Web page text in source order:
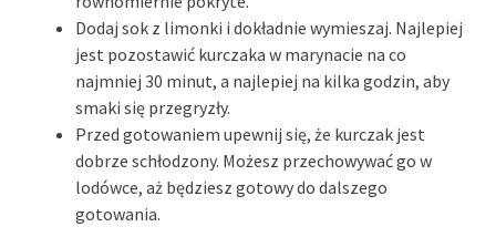
Dodaj sok z limonki i dokładnie wymieszaj. Najlepiej
jest pozostawić kurczaka w marynacie na co
najmniej 30 minut, a najlepiej na kilka godzin, aby
smaki się przegryzły.
Przed gotowaniem upewnij się, że kurczak jest
dobrze schłodzony. Możesz przechowywać go w
lodówce, aż będziesz gotowy do dalszego
gotowania.